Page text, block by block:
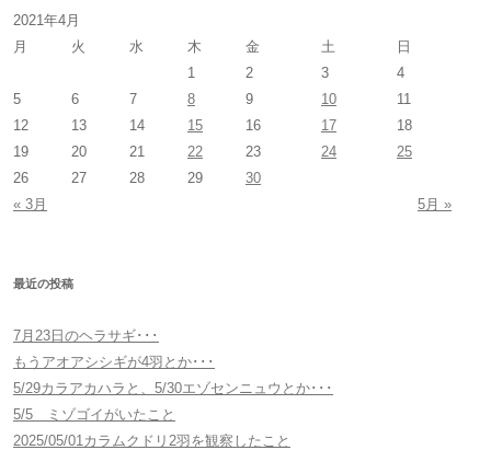
2021年4月
月
火 水 木 金 土 日
« 3月 5月 »
1 2 3
4
5
6 7 8 9 10
11
12
13 14 15 16 17
18
19
20 21 22 23 24
25
26
27 28 29 30
最近の投稿
7月23日のヘラサギ･･･
もうアオアシシギが4羽とか･･･
5/29カラアカハラと、5/30エゾセンニュウとか･･･
5/5 ミゾゴイがいたこと
2025/05/01カラムクドリ2羽を観察したこと